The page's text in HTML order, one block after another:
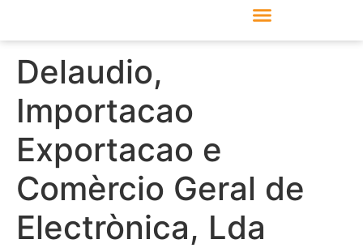
Delaudio,
Importacao
Exportacao e
Comèrcio Geral de
Electrònica, Lda